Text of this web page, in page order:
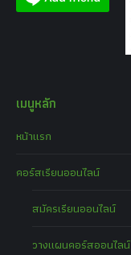
เมนูหลัก
หน้าแรก
คอร์สเรียนออนไลน์
สมัครเรียนออนไลน์
วางแผนคอร์สออนไลน์